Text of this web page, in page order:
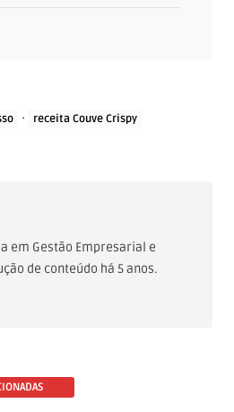
·
receita Couve Crispy
em Gestão Empresarial e
de conteúdo há 5 anos.